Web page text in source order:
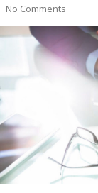
No Comments